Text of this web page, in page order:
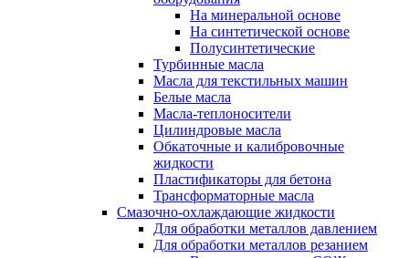
На минеральной основе
На синтетической основе
Полусинтетические
Турбинные масла
Масла для текстильных машин
Белые масла
Масла-теплоносители
Цилиндровые масла
Обкаточные и калибровочные
жидкости
Пластификаторы для бетона
Трансформаторные масла
Смазочно-охлаждающие жидкости
Для обработки металлов давлением
Для обработки металлов резанием